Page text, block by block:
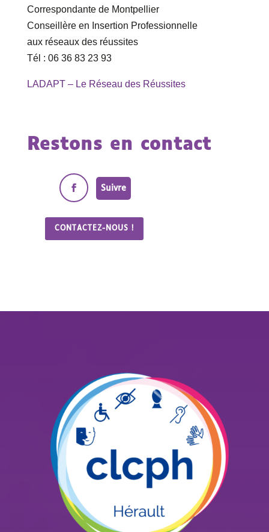
Correspondante de Montpellier
Conseillère en Insertion Professionnelle
aux réseaux des réussites
Tél : 06 36 83 23 93
LADAPT – Le Réseau des Réussites
Restons en contact
Suivre
CONTACTEZ-NOUS !